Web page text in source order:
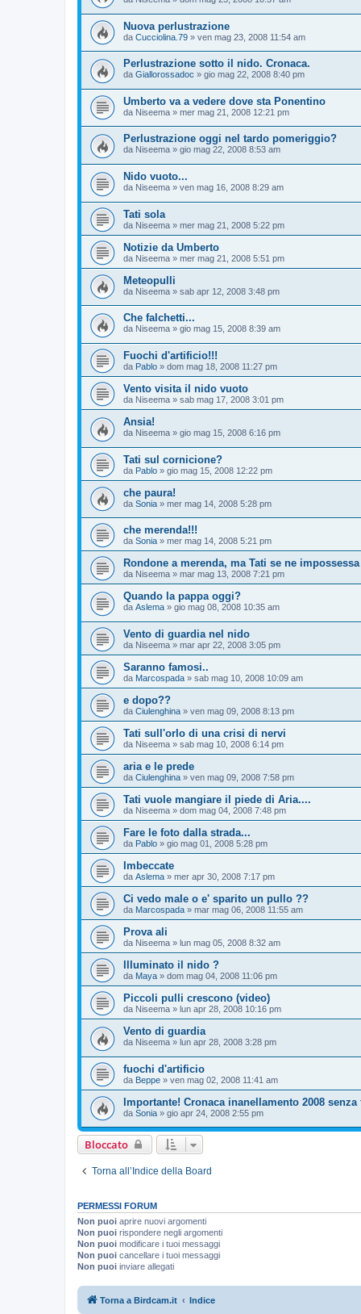
Nuova perlustrazione
da Cucciolina.79 » ven mag 23, 2008 11:54 am
Perlustrazione sotto il nido. Cronaca.
da Giallorossadoc » gio mag 22, 2008 8:40 pm
Umberto va a vedere dove sta Ponentino
da Niseema » mer mag 21, 2008 12:21 pm
Perlustrazione oggi nel tardo pomeriggio?
da Niseema » gio mag 22, 2008 8:53 am
Nido vuoto...
da Niseema » ven mag 16, 2008 8:29 am
Tati sola
da Niseema » mer mag 21, 2008 5:22 pm
Notizie da Umberto
da Niseema » mer mag 21, 2008 5:51 pm
Meteopulli
da Niseema » sab apr 12, 2008 3:48 pm
Che falchetti...
da Niseema » gio mag 15, 2008 8:39 am
Fuochi d'artificio!!!
da Pablo » dom mag 18, 2008 11:27 pm
Vento visita il nido vuoto
da Niseema » sab mag 17, 2008 3:01 pm
Ansia!
da Niseema » gio mag 15, 2008 6:16 pm
Tati sul cornicione?
da Pablo » gio mag 15, 2008 12:22 pm
che paura!
da Sonia » mer mag 14, 2008 5:28 pm
che merenda!!!
da Sonia » mer mag 14, 2008 5:21 pm
Rondone a merenda, ma Tati se ne impossessa
da Niseema » mar mag 13, 2008 7:21 pm
Quando la pappa oggi?
da Aslema » gio mag 08, 2008 10:35 am
Vento di guardia nel nido
da Niseema » mar apr 22, 2008 3:05 pm
Saranno famosi..
da Marcospada » sab mag 10, 2008 10:09 am
e dopo??
da Ciulenghina » ven mag 09, 2008 8:13 pm
Tati sull'orlo di una crisi di nervi
da Niseema » sab mag 10, 2008 6:14 pm
aria e le prede
da Ciulenghina » ven mag 09, 2008 7:58 pm
Tati vuole mangiare il piede di Aria....
da Niseema » dom mag 04, 2008 7:48 pm
Fare le foto dalla strada...
da Pablo » gio mag 01, 2008 5:28 pm
Imbeccate
da Aslema » mer apr 30, 2008 7:17 pm
Ci vedo male o e' sparito un pullo ??
da Marcospada » mar mag 06, 2008 11:55 am
Prova ali
da Niseema » lun mag 05, 2008 8:32 am
Illuminato il nido ?
da Maya » dom mag 04, 2008 11:06 pm
Piccoli pulli crescono (video)
da Niseema » lun apr 28, 2008 10:16 pm
Vento di guardia
da Niseema » lun apr 28, 2008 3:28 pm
fuochi d'artificio
da Beppe » ven mag 02, 2008 11:41 am
Importante! Cronaca inanellamento 2008 senza
da Sonia » gio apr 24, 2008 2:55 pm
Bloccato
Torna all’Indice della Board
PERMESSI FORUM
Non puoi aprire nuovi argomenti
Non puoi rispondere negli argomenti
Non puoi modificare i tuoi messaggi
Non puoi cancellare i tuoi messaggi
Non puoi inviare allegati
Torna a Birdcam.it Indice